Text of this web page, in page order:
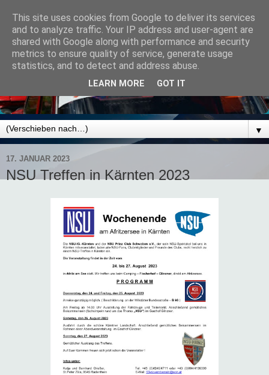
▼
17. JANUAR 2023
NSU Treffen in Kärnten 2023
This site uses cookies from Google to deliver its services
and to analyze traffic. Your IP address and user-agent are
shared with Google along with performance and security
metrics to ensure quality of service, generate usage
statistics, and to detect and address abuse.
LEARN MORE GOT IT